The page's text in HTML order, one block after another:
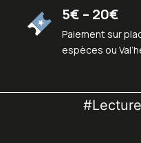
5€ – 20€
Paiement sur
espèces ou
#Lecture